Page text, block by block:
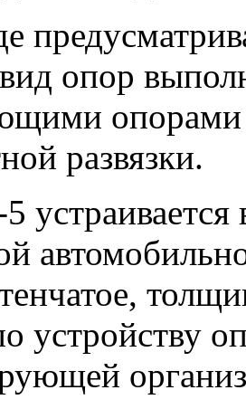
опор
опорами
развязки.
устраивается
устройству